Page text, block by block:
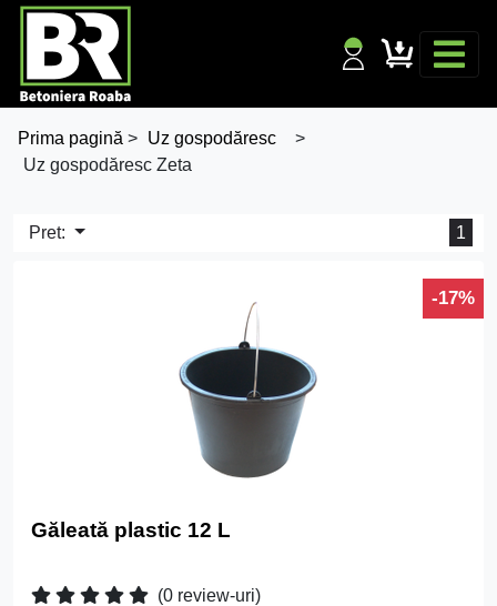
Prima pagină > Uz gospodăresc
>
Uz gospodăresc Zeta
Pret: 1
-17%
Găleată plastic 12 L
(0 review-uri)